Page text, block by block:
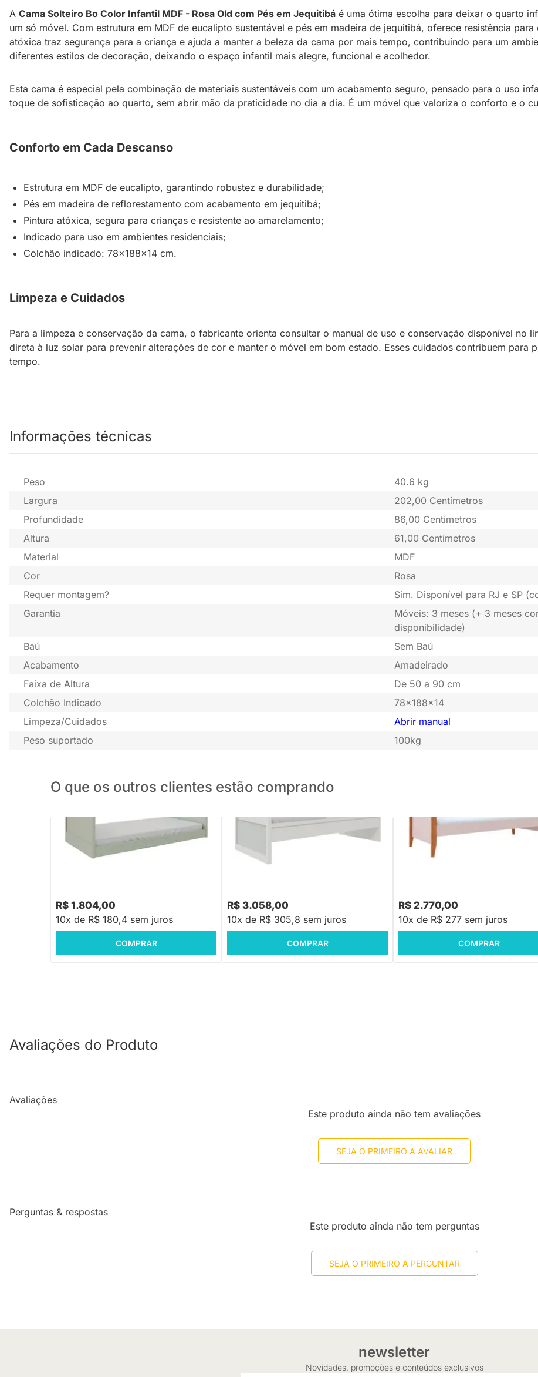
A Cama Solteiro Bo Color Infantil MDF - Rosa Old com Pés em Jequitibá é uma ótima escolha para deixar o quarto
um só móvel. Com estrutura em MDF de eucalipto sustentável e pés em madeira de jequitibá, oferece resistência
atóxica traz segurança para a criança e ajuda a manter a beleza da cama por mais tempo, contribuindo para um
diferentes estilos de decoração, deixando o espaço infantil mais alegre, funcional e acolhedor.
Esta cama é especial pela combinação de materiais sustentáveis com um acabamento seguro, pensado para o uso
toque de sofisticação ao quarto, sem abrir mão da praticidade no dia a dia. É um móvel que valoriza o conforto e o
Conforto em Cada Descanso
Estrutura em MDF de eucalipto, garantindo robustez e durabilidade;
Pés em madeira de reflorestamento com acabamento em jequitibá;
Pintura atóxica, segura para crianças e resistente ao amarelamento;
Indicado para uso em ambientes residenciais;
Colchão indicado: 78x188x14 cm.
Limpeza e Cuidados
Para a limpeza e conservação da cama, o fabricante orienta consultar o manual de uso e conservação disponível no
direta à luz solar para prevenir alterações de cor e manter o móvel em bom estado. Esses cuidados contribuem para
tempo.
Informações técnicas
Peso
40.6 kg
Largura
202,00 Centímetros
Profundidade
86,00 Centímetros
Altura
61,00 Centímetros
Material
MDF
Cor
Rosa
Requer montagem?
Sim. Disponível para RJ e SP
Garantia
Móveis: 3 meses (+ 3 meses
disponibilidade)
Baú
Sem Baú
Acabamento
Amadeirado
Faixa de Altura
De 50 a 90 cm
Colchão Indicado
78x188x14
Limpeza/Cuidados
Abrir manual
Peso suportado
100kg
O que os outros clientes estão comprando
Cama Infantil Evolutiva 2 em 1 Link Plus -
Verde Old
R$ 1.804,00
10x de R$ 180,4 sem juros
COMPRAR
PRONTA ENTREGA
Cama Sofá Papaya Infantil MDF Fosco -
R$ 3.058,00
10x de R$ 305,8 sem juros
COMPRAR
Cama Sofá Bo Color Infantil MDF
Jequitibá - Rosa Old
R$ 2.770,00
10x de R$ 277 sem juros
COMPRAR
Avaliações do Produto
Avaliações
Este produto ainda não tem avaliações
SEJA O PRIMEIRO A AVALIAR
Perguntas & respostas
Este produto ainda não tem perguntas
SEJA O PRIMEIRO A PERGUNTAR
newsletter
Novidades, promoções e conteúdos exclusivos